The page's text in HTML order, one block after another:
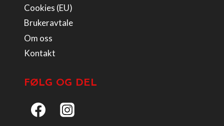
Cookies (EU)
Brukeravtale
Om oss
Kontakt
FØLG OG DEL